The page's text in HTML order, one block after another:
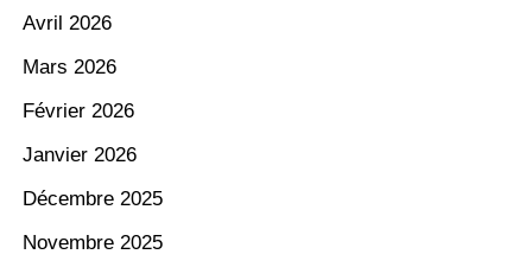
Avril 2026
Mars 2026
Février 2026
Janvier 2026
Décembre 2025
Novembre 2025